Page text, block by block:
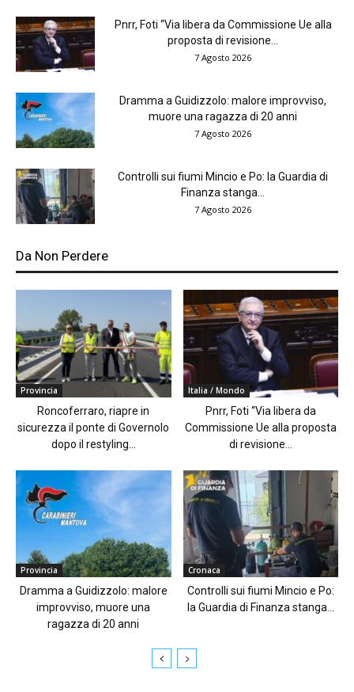
Pnrr, Foti “Via libera da Commissione Ue alla
proposta di revisione...
7 Agosto 2026
Dramma a Guidizzolo: malore improvviso,
muore una ragazza di 20 anni
7 Agosto 2026
Controlli sui fiumi Mincio e Po: la Guardia di
Finanza stanga...
7 Agosto 2026
Da Non Perdere
Provincia
Roncoferraro, riapre in
sicurezza il ponte di Governolo
dopo il restyling...
Italia / Mondo
Pnrr, Foti “Via libera da
Commissione Ue alla proposta
di revisione...
Provincia
Dramma a Guidizzolo: malore
improvviso, muore una
ragazza di 20 anni
Cronaca
Controlli sui fiumi Mincio e Po:
la Guardia di Finanza stanga...